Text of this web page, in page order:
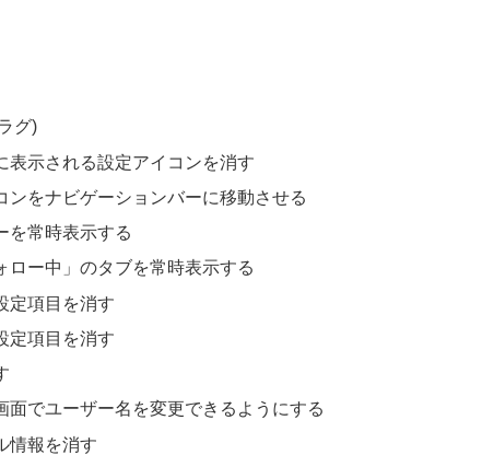
グ)
表示される設定アイコンを消す
ンをナビゲーションバーに移動させる
を常時表示する
ロー中」のタブを常時表示する
定項目を消す
定項目を消す
面でユーザー名を変更できるようにする
情報を消す